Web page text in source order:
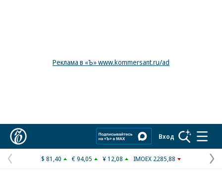
Реклама в «Ъ» www.kommersant.ru/ad
Вход
Предыдущая
$ 81,40 € 94,05 ¥ 12,08 IMOEX 2285,88